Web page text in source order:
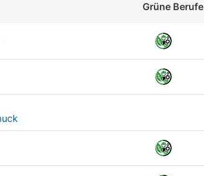
Grüne Berufe